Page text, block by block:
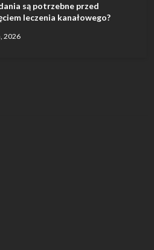
są potrzebne przed
leczenia kanałowego?
2026